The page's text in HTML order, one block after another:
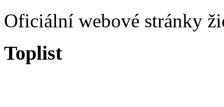
Oficiální webové stránky
Toplist